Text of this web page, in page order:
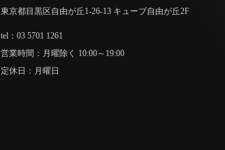
東京都目黒区自由が丘1-26-13 キューブ自由が丘2F
tel：03 5701 1261
営業時間：月曜除く 10:00～19:00
定休日：月曜日